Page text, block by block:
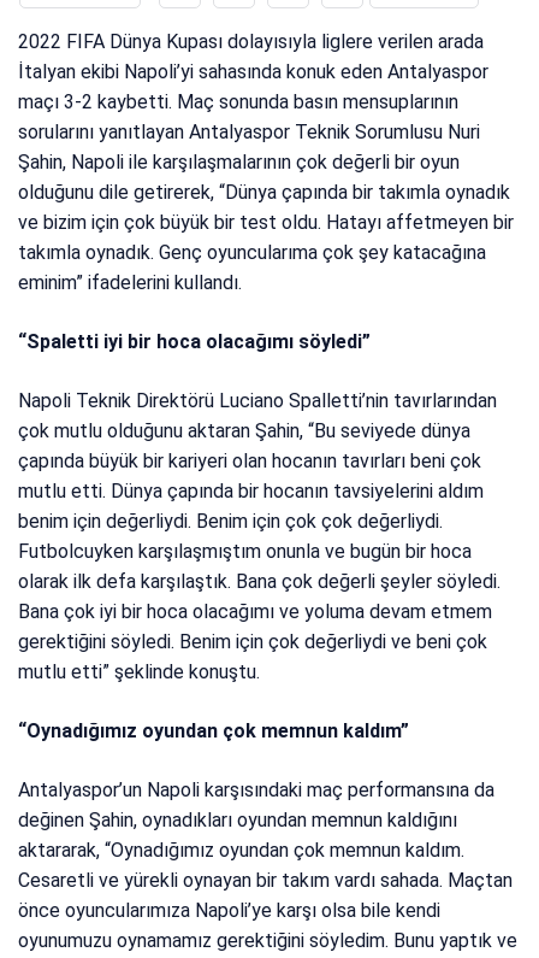
2022 FIFA Dünya Kupası dolayısıyla liglere verilen arada
İtalyan ekibi Napoli’yi sahasında konuk eden Antalyaspor
maçı 3-2 kaybetti. Maç sonunda basın mensuplarının
sorularını yanıtlayan Antalyaspor Teknik Sorumlusu Nuri
Şahin, Napoli ile karşılaşmalarının çok değerli bir oyun
olduğunu dile getirerek, “Dünya çapında bir takımla oynadık
ve bizim için çok büyük bir test oldu. Hatayı affetmeyen bir
takımla oynadık. Genç oyuncularıma çok şey katacağına
eminim” ifadelerini kullandı.
“Spaletti iyi bir hoca olacağımı söyledi”
Napoli Teknik Direktörü Luciano Spalletti’nin tavırlarından
çok mutlu olduğunu aktaran Şahin, “Bu seviyede dünya
çapında büyük bir kariyeri olan hocanın tavırları beni çok
mutlu etti. Dünya çapında bir hocanın tavsiyelerini aldım
benim için değerliydi. Benim için çok çok değerliydi.
Futbolcuyken karşılaşmıştım onunla ve bugün bir hoca
olarak ilk defa karşılaştık. Bana çok değerli şeyler söyledi.
Bana çok iyi bir hoca olacağımı ve yoluma devam etmem
gerektiğini söyledi. Benim için çok değerliydi ve beni çok
mutlu etti” şeklinde konuştu.
“Oynadığımız oyundan çok memnun kaldım”
Antalyaspor’un Napoli karşısındaki maç performansına da
değinen Şahin, oynadıkları oyundan memnun kaldığını
aktararak, “Oynadığımız oyundan çok memnun kaldım.
Cesaretli ve yürekli oynayan bir takım vardı sahada. Maçtan
önce oyuncularımıza Napoli’ye karşı olsa bile kendi
oyunumuzu oynamamız gerektiğini söyledim. Bunu yaptık ve